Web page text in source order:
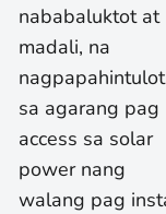
nababaluktot at
madali, na
nagpapahintulot
sa agarang pag
access sa solar
power nang
walang pag